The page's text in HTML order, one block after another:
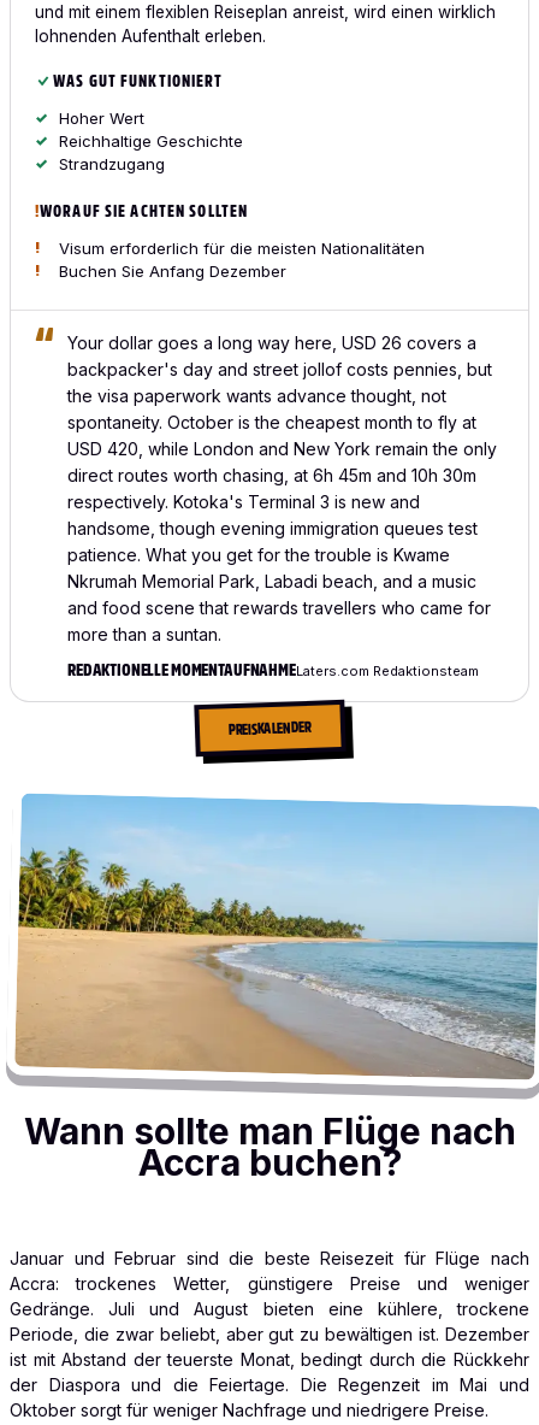
und mit einem flexiblen Reiseplan anreist, wird einen wirklich
lohnenden Aufenthalt erleben.
WAS GUT FUNKTIONIERT
Hoher Wert
Reichhaltige Geschichte
Strandzugang
WORAUF SIE ACHTEN SOLLTEN
Visum erforderlich für die meisten Nationalitäten
Buchen Sie Anfang Dezember
Your dollar goes a long way here, USD 26 covers a
backpacker's day and street jollof costs pennies, but
the visa paperwork wants advance thought, not
spontaneity. October is the cheapest month to fly at
USD 420, while London and New York remain the only
direct routes worth chasing, at 6h 45m and 10h 30m
respectively. Kotoka's Terminal 3 is new and
handsome, though evening immigration queues test
patience. What you get for the trouble is Kwame
Nkrumah Memorial Park, Labadi beach, and a music
and food scene that rewards travellers who came for
more than a suntan.
REDAKTIONELLE MOMENTAUFNAHMELaters.com Redaktionsteam
PREISKALENDER
Wann sollte man Flüge nach
Accra buchen?
Januar und Februar sind die beste Reisezeit für Flüge nach
Accra: trockenes Wetter, günstigere Preise und weniger
Gedränge. Juli und August bieten eine kühlere, trockene
Periode, die zwar beliebt, aber gut zu bewältigen ist. Dezember
ist mit Abstand der teuerste Monat, bedingt durch die Rückkehr
der Diaspora und die Feiertage. Die Regenzeit im Mai und
Oktober sorgt für weniger Nachfrage und niedrigere Preise.